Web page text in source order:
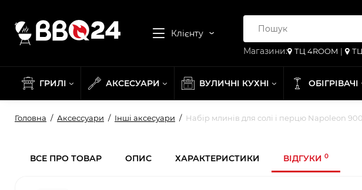
Клієнту
Магазини: ТЦ 4ROOM |
ГРИЛІ АКСЕСУАРИ ВУЛИЧНІ КУХНІ ОБІГРІВАЧІ
Головна Аксессуари Інші аксесуари Набір млинів для солі і перцю Napoleon
ВСЕ ПРО ТОВАР ОПИС ХАРАКТЕРИСТИКИ ВІДГУКИ 0